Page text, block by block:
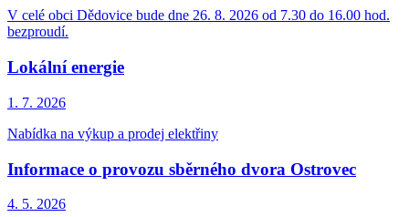
V celé obci Dědovice bude dne 26. 8. 2026 od 7.30 do 16.00 hod.
bezproudí.
Lokální energie
1. 7. 2026
Nabídka na výkup a prodej elektřiny
Informace o provozu sběrného dvora Ostrovec
4. 5. 2026